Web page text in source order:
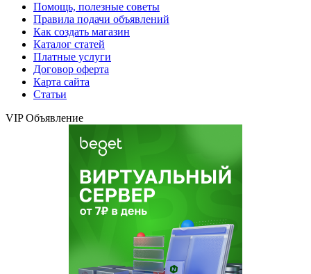
Помощь, полезные советы
Правила подачи объявлений
Как создать магазин
Каталог статей
Платные услуги
Договор оферта
Карта сайта
Статьи
VIP Объявление